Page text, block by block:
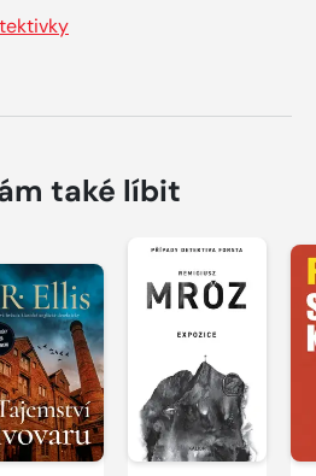
také líbit